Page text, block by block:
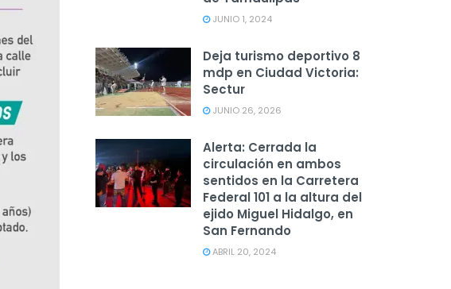
JUNIO 1, 2024
Deja turismo deportivo 8
mdp en Ciudad Victoria:
Sectur
JUNIO 26, 2026
Alerta: Cerrada la
circulación en ambos
sentidos en la Carretera
Federal 101 a la altura del
ejido Miguel Hidalgo, en
San Fernando
ABRIL 20, 2024